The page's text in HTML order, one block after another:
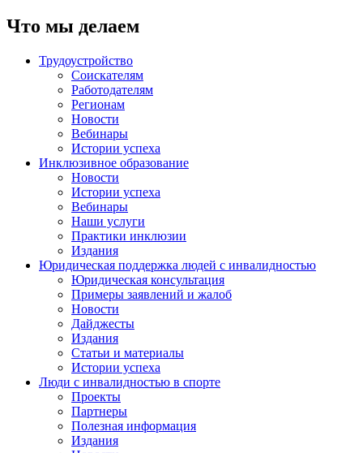
Что мы делаем
Трудоустройство
Соискателям
Работодателям
Регионам
Новости
Вебинары
Истории успеха
Инклюзивное образование
Новости
Истории успеха
Вебинары
Наши услуги
Практики инклюзии
Издания
Юридическая поддержка людей с инвалидностью
Юридическая консультация
Примеры заявлений и жалоб
Новости
Дайджесты
Издания
Статьи и материалы
Истории успеха
Люди с инвалидностью в спорте
Проекты
Партнеры
Полезная информация
Издания